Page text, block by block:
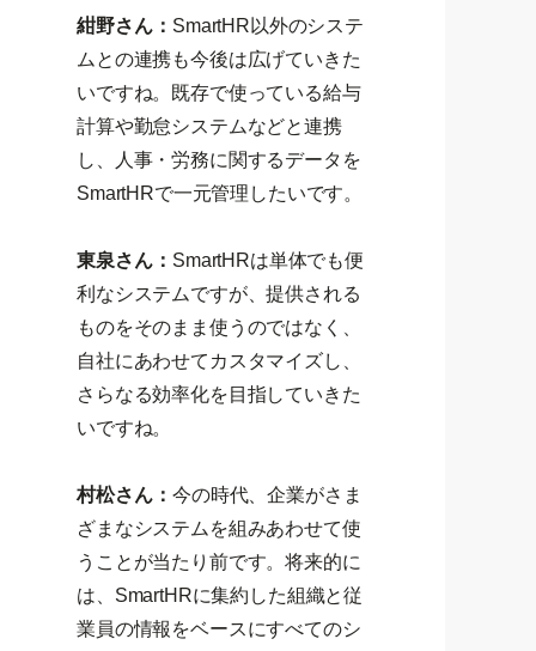
紺野さん： SmartHR以外のシステ
ムとの連携も今後は広げていきた
いですね。既存で使っている給与
計算や勤怠システムなどと連携
し、人事・労務に関するデータを
SmartHRで一元管理したいです。
東泉さん： SmartHRは単体でも便
利なシステムですが、提供される
ものをそのまま使うのではなく、
自社にあわせてカスタマイズし、
さらなる効率化を目指していきた
いですね。
村松さん： 今の時代、企業がさま
ざまなシステムを組みあわせて使
うことが当たり前です。将来的に
は、SmartHRに集約した組織と従
業員の情報をベースにすべてのシ